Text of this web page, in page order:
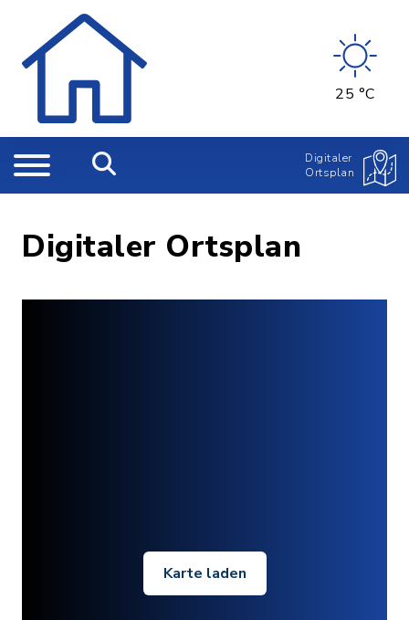
25 °C
Digitaler
Ortsplan
Digitaler Ortsplan
Karte laden